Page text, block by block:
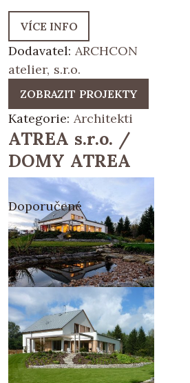
VÍCE INFO
Dodavatel: ARCHCON
atelier, s.r.o.
ZOBRAZIT PROJEKTY
Kategorie: Architekti
ATREA s.r.o. /
DOMY ATREA
Doporučené